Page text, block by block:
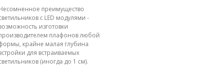
преимущество
с LED модулями -
изготовки
плафонов любой
крайне малая глубина
для встраиваемых
(иногда до 1 см).